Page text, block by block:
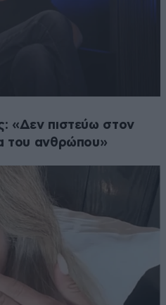
«Δεν πιστεύω στον
του ανθρώπου»